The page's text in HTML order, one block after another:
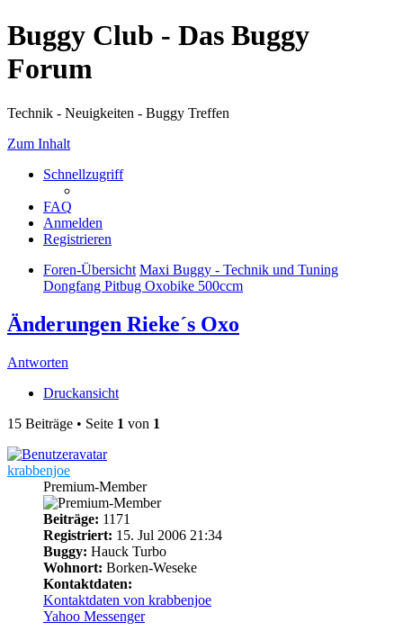
Buggy Club - Das Buggy
Forum
Technik - Neuigkeiten - Buggy Treffen
Zum Inhalt
Schnellzugriff
FAQ
Anmelden
Registrieren
Foren-Übersicht Maxi Buggy - Technik und Tuning
Dongfang Pitbug Oxobike 500ccm
Änderungen Rieke´s Oxo
Antworten
Druckansicht
15 Beiträge • Seite 1 von 1
krabbenjoe
Premium-Member
Beiträge: 1171
Registriert: 15. Jul 2006 21:34
Buggy: Hauck Turbo
Wohnort: Borken-Weseke
Kontaktdaten:
Kontaktdaten von krabbenjoe
Yahoo Messenger